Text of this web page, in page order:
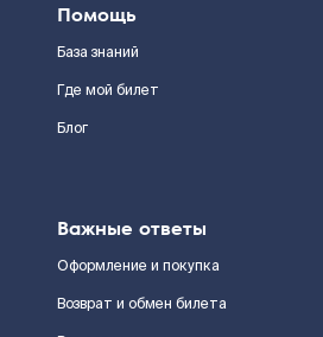
Помощь
База знаний
Где мой билет
Блог
Важные ответы
Оформление и покупка
Возврат и обмен билета